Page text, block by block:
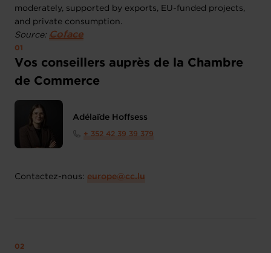
moderately, supported by exports, EU-funded projects,
and private consumption.
Source: Coface
Vos conseillers auprès de la Chambre
de Commerce
Adélaïde Hoffsess
+ 352 42 39 39 379
Contactez-nous: europe@cc.lu